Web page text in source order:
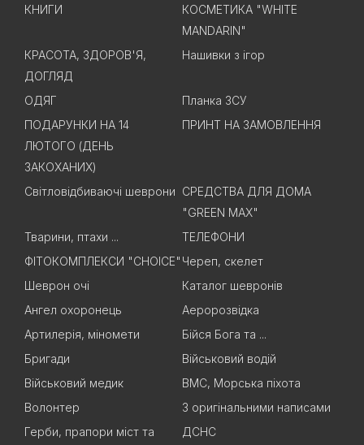
КНИГИ
КОСМЕТИКА "WHITE
MANDARIN"
КРАСОТА, ЗДОРОВ'Я,
ДОГЛЯД
Нашивки з ігор
ОДЯГ
Планка ЗСУ
ПОДАРУНКИ НА 14
ЛЮТОГО (ДЕНЬ
ЗАКОХАНИХ)
ПРИНТ НА ЗАМОВЛЕННЯ
Світловідбиваючі шеврони СРЕДСТВА ДЛЯ ДОМА
"GREEN MAX"
Тварини, птахи ...
ТЕЛЕФОНИ
ФІТОКОМПЛЕКСИ "CHOICE" Череп, скелет
Шеврон очі
Каталог шевронів
Ангел охоронець
Аеророзвідка
Артилерія, міномети
Бійся Бога та ...
Бригади
Військовий водій
Військовий медик
ВМС, Морська піхота
Волонтер
З оригінальними написами
Герби, прапори міст та
ДСНС